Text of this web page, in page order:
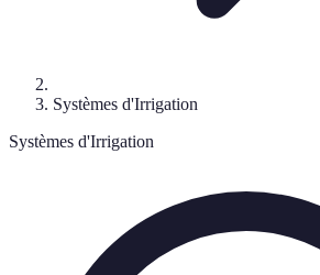
Systèmes d'Irrigation
Systèmes d'Irrigation